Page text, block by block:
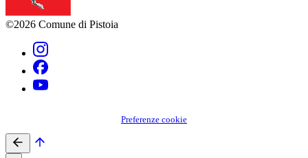
©2026 Comune di Pistoia
Preferenze cookie